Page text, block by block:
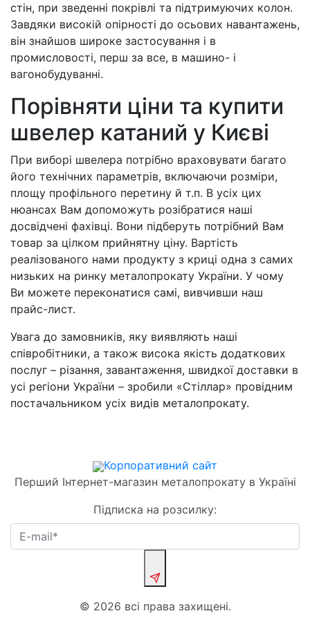
стін, при зведенні покрівлі та підтримуючих колон.
Завдяки високій опірності до осьових навантажень,
він знайшов широке застосування і в
промисловості, перш за все, в машино- і
вагонобудуванні.
Порівняти ціни та купити
швелер катаний у Києві
При виборі швелера потрібно враховувати багато
його технічних параметрів, включаючи розміри,
площу профільного перетину й т.п. В усіх цих
нюансах Вам допоможуть розібратися наші
досвідчені фахівці. Вони підберуть потрібний Вам
товар за цілком прийнятну ціну. Вартість
реалізованого нами продукту з криці одна з самих
низьких на ринку металопрокату України. У чому
Ви можете переконатися самі, вивчивши наш
прайс-лист.
Увага до замовників, яку виявляють наші
співробітники, а також висока якість додаткових
послуг – різання, завантаження, швидкої доставки в
усі регіони України – зробили «Стіллар» провідним
постачальником усіх видів металопрокату.
Корпоративний сайт
Перший Інтернет-магазин металопрокату в Україні
Підписка на розсилку:
© 2026 всі права захищені.